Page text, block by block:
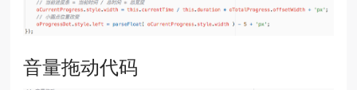
音量拖动代码